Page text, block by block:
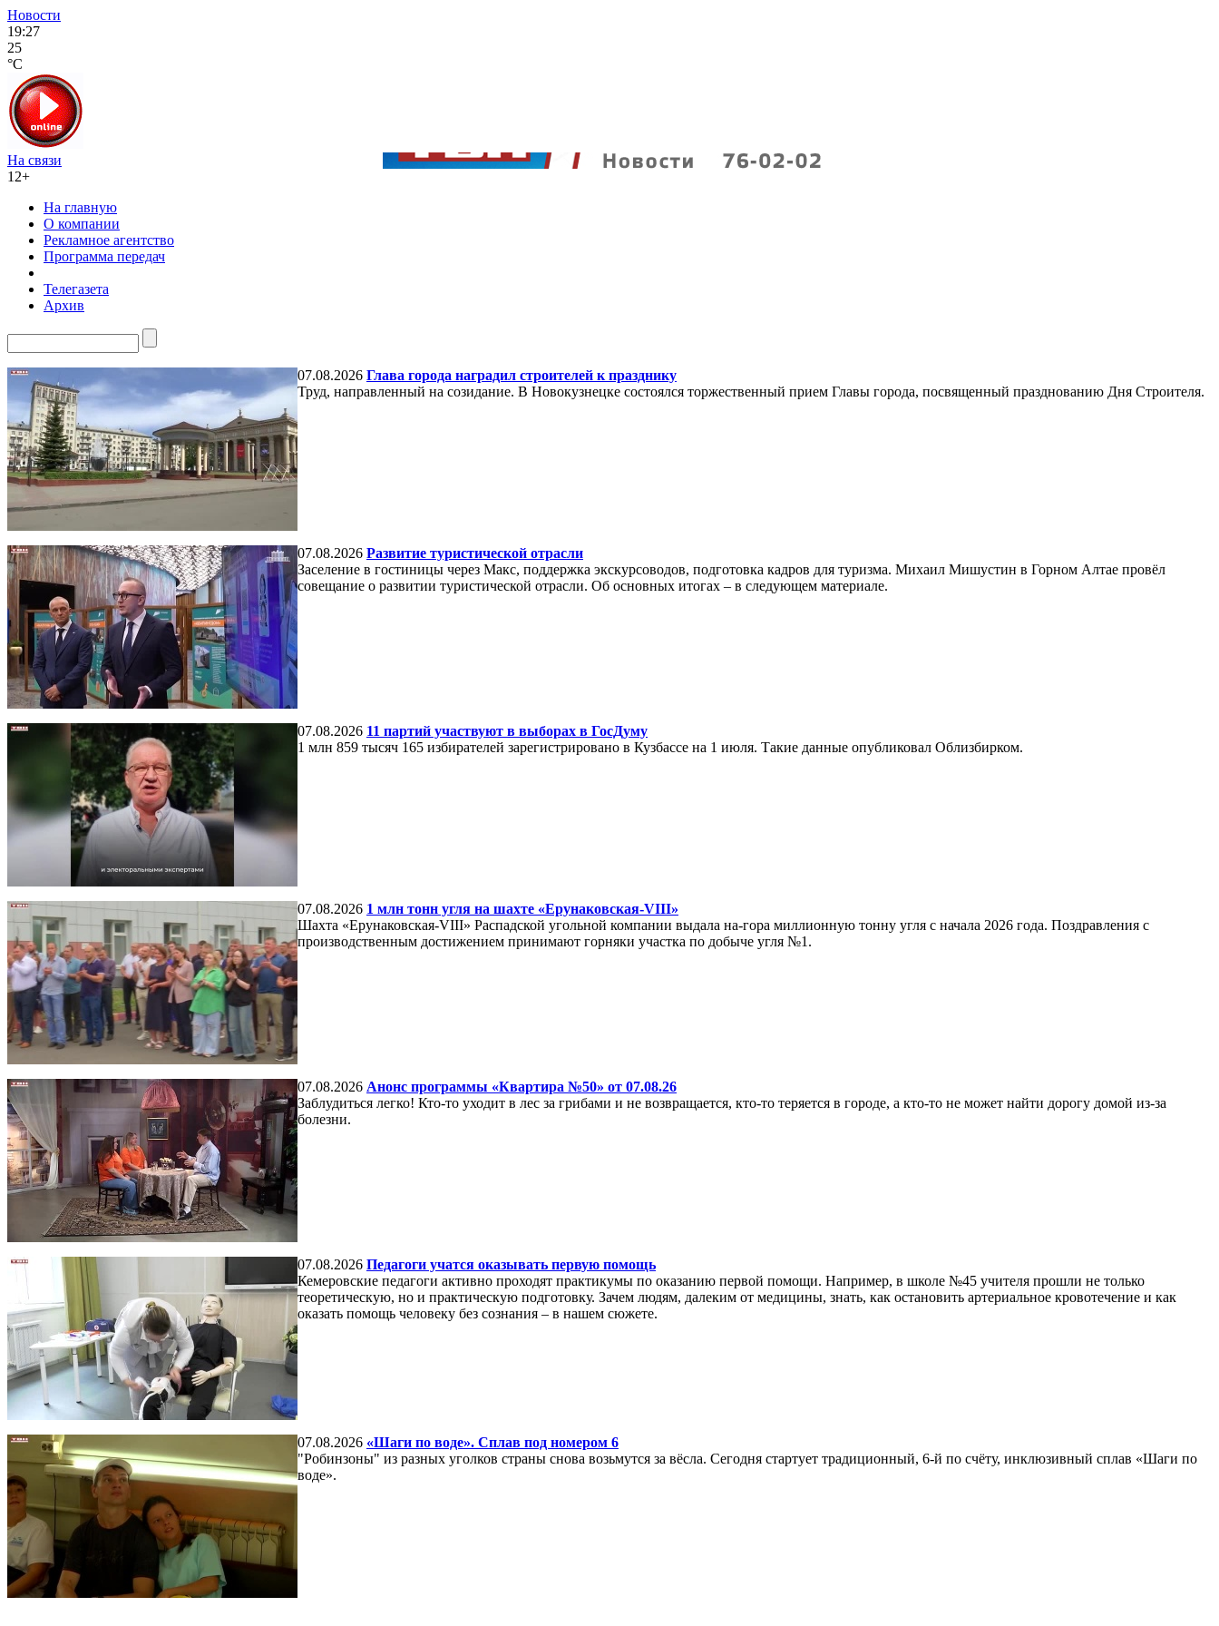
Новости
19:27
25
°C
На связи
12+
На главную
О компании
Рекламное агентство
Программа передач
Телегазета
Архив
07.08.2026 Глава города наградил строителей к празднику
Труд, направленный на созидание. В Новокузнецке состоялся торжественный прием Главы города, посвященный празднованию Дня Строителя.
07.08.2026 Развитие туристической отрасли
Заселение в гостиницы через Макс, поддержка экскурсоводов, подготовка кадров для туризма. Михаил Мишустин в Горном Алтае провёл
совещание о развитии туристической отрасли. Об основных итогах – в следующем материале.
07.08.2026 11 партий участвуют в выборах в ГосДуму
1 млн 859 тысяч 165 избирателей зарегистрировано в Кузбассе на 1 июля. Такие данные опубликовал Облизбирком.
07.08.2026 1 млн тонн угля на шахте «Ерунаковская-VIII»
Шахта «Ерунаковская-VIII» Распадской угольной компании выдала на-гора миллионную тонну угля с начала 2026 года. Поздравления с
производственным достижением принимают горняки участка по добыче угля №1.
07.08.2026 Анонс программы «Квартира №50» от 07.08.26
Заблудиться легко! Кто-то уходит в лес за грибами и не возвращается, кто-то теряется в городе, а кто-то не может найти дорогу домой из-за
болезни.
07.08.2026 Педагоги учатся оказывать первую помощь
Кемеровские педагоги активно проходят практикумы по оказанию первой помощи. Например, в школе №45 учителя прошли не только
теоретическую, но и практическую подготовку. Зачем людям, далеким от медицины, знать, как остановить артериальное кровотечение и как
оказать помощь человеку без сознания – в нашем сюжете.
07.08.2026 «Шаги по воде». Сплав под номером 6
"Робинзоны" из разных уголков страны снова возьмутся за вёсла. Сегодня стартует традиционный, 6-й по счёту, инклюзивный сплав «Шаги по
воде».